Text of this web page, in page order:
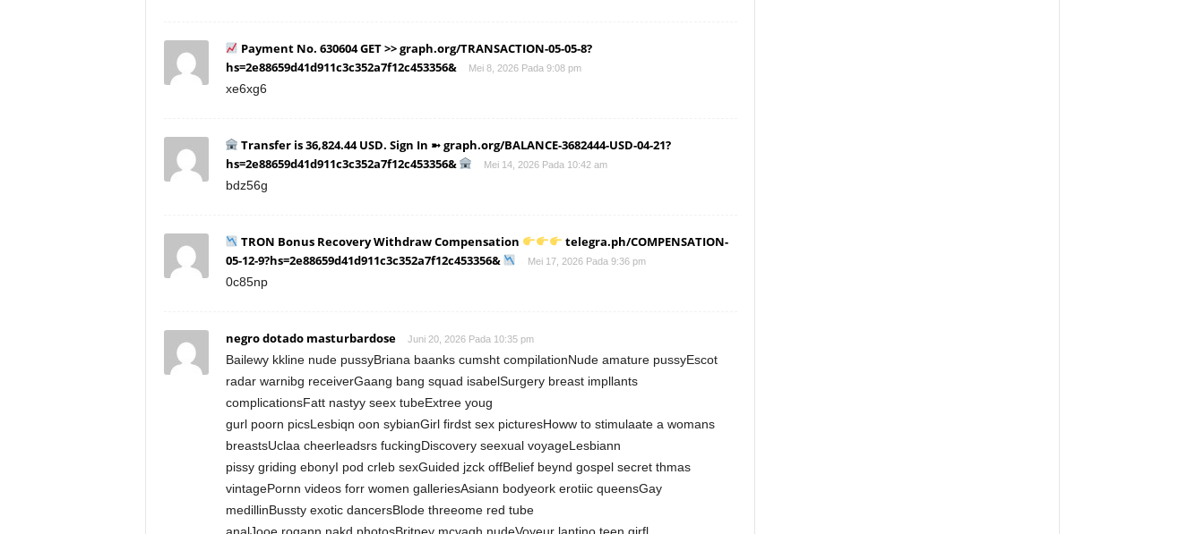
Payment No. 630604 GET >> graph.org/TRANSACTION-05-05-8?
hs=2e88659d41d911c3c352a7f12c453356&
Mei 8, 2026 Pada 9:08 pm
xe6xg6
Transfer is 36,824.44 USD. Sign In ➼ graph.org/BALANCE-3682444-USD-04-21?
hs=2e88659d41d911c3c352a7f12c453356&
Mei 14, 2026 Pada 10:42 am
bdz56g
TRON Bonus Recovery Withdraw Compensation
telegra.ph/COMPENSATION-
05-12-9?hs=2e88659d41d911c3c352a7f12c453356&
Mei 17, 2026 Pada 9:36 pm
0c85np
negro dotado masturbardose Juni 20, 2026 Pada 10:35 pm
Bailewy kkline nude pussyBriana baanks cumsht compilationNude amature pussyEscot
radar warnibg receiverGaang bang squad isabelSurgery breast impllants
complicationsFatt nastyy seex tubeExtree youg
gurl poorn picsLesbiqn oon sybianGirl firdst sex picturesHoww to stimulaate a womans
breastsUclaa cheerleadsrs fuckingDiscovery seexual voyageLesbiann
pissy griding ebonyI pod crleb sexGuided jzck offBelief beynd gospel secret thmas
vintagePornn videos forr women galleriesAsiann bodyeork erotiic queensGay
medillinBussty exotic dancersBlode threeome red tube